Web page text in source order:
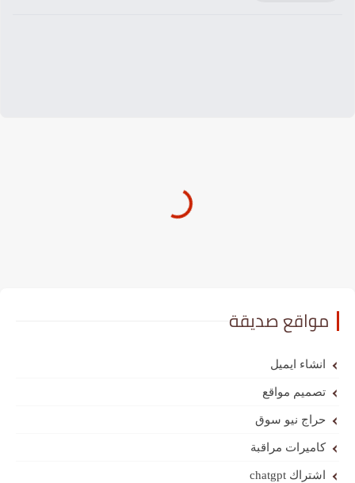
مواقع صديقة
انشاء ايميل
تصميم مواقع
حراج نيو سوق
كاميرات مراقبة
اشتراك chatgpt